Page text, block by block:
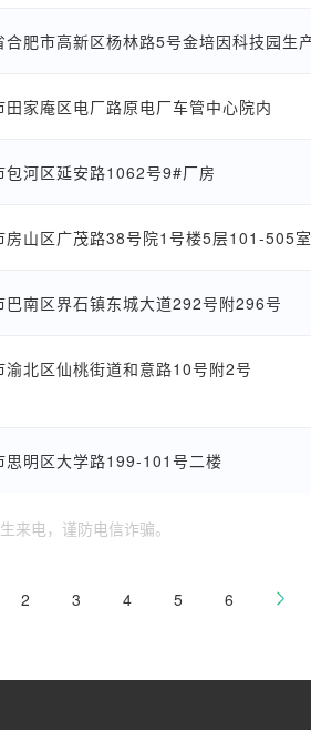
合肥市高新区杨林路5号金培因科技园生
田家庵区电厂路原电厂车管中心院内
包河区延安路1062号9#厂房
房山区广茂路38号院1号楼5层101-505室
巴南区界石镇东城大道292号附296号
渝北区仙桃街道和意路10号附2号
思明区大学路199-101号二楼
来电，谨防电信诈骗。
2 3 4 5 6